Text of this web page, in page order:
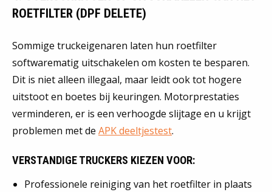
ROETFILTER (DPF DELETE)
Sommige truckeigenaren laten hun roetfilter
softwarematig uitschakelen om kosten te besparen.
Dit is niet alleen illegaal, maar leidt ook tot hogere
uitstoot en boetes bij keuringen. Motorprestaties
verminderen, er is een verhoogde slijtage en u krijgt
problemen met de APK deeltjestest.
VERSTANDIGE TRUCKERS KIEZEN VOOR:
Professionele reiniging van het roetfilter in plaats